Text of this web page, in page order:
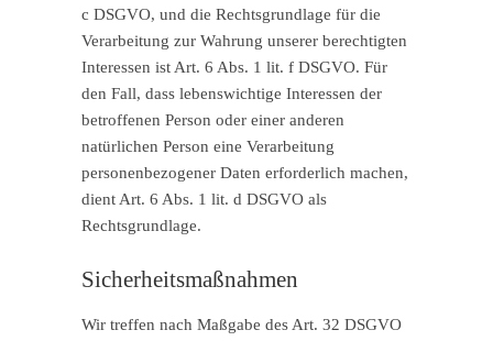
c DSGVO, und die Rechtsgrundlage für die
Verarbeitung zur Wahrung unserer berechtigten
Interessen ist Art. 6 Abs. 1 lit. f DSGVO. Für
den Fall, dass lebenswichtige Interessen der
betroffenen Person oder einer anderen
natürlichen Person eine Verarbeitung
personenbezogener Daten erforderlich machen,
dient Art. 6 Abs. 1 lit. d DSGVO als
Rechtsgrundlage.
Sicherheitsmaßnahmen
Wir treffen nach Maßgabe des Art. 32 DSGVO